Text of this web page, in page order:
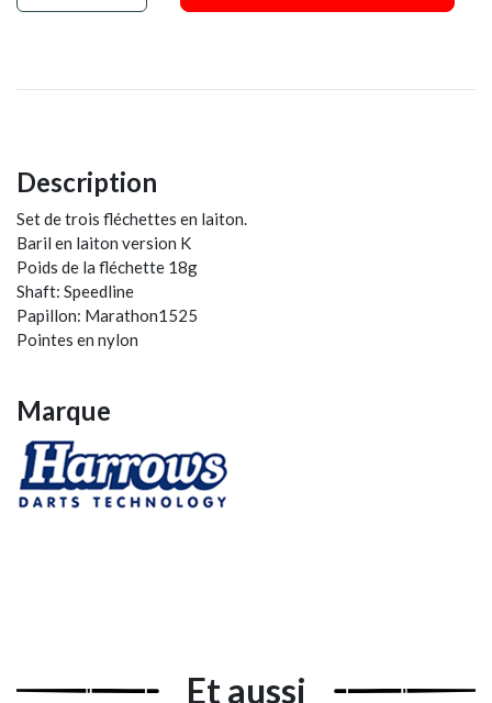
Description
Set de trois fléchettes en laiton.
Baril en laiton version K
Poids de la fléchette 18g
Shaft: Speedline
Papillon: Marathon1525
Pointes en nylon
Marque
Et aussi